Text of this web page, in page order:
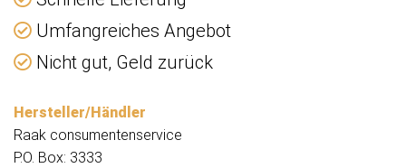
Umfangreiches Angebot
Nicht gut, Geld zurück
Hersteller/Händler
Raak consumentenservice
P.O. Box: 3333